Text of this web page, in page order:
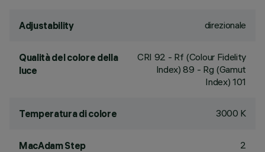
Adjustability direzionale
Qualità del colore della
luce
CRI 92 - Rf (Colour Fidelity
Index) 89 - Rg (Gamut
Index) 101
Temperatura di colore 3000 K
MacAdam Step 2